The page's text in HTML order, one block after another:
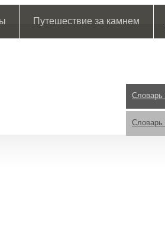
Путешествие за камнем
Словарь
Словарь